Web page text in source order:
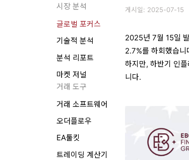
시장 분석
글로벌 포커스
기술적 분석
분석 리포트
마켓 저널
거래 도구
거래 소프트웨어
오더플로우
EA툴킷
트레이딩 계산기
게시일: 2025-07-15
2025년 7월 15일
2.7%를 하회했습니
하지만, 하반기 인
니다.